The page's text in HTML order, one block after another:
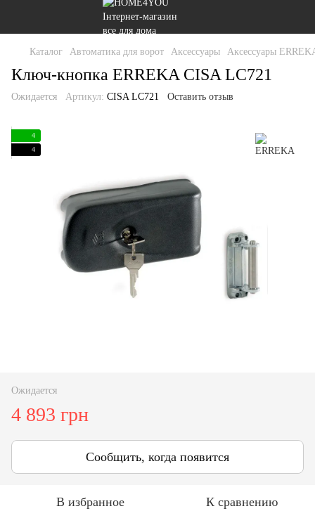
Каталог Автоматика для ворот Аксессуары Аксессуары
Ключ-кнопка ERREKA CISA LC721
Ожидается Артикул: CISA LC721 Оставить отзыв
4
4
Ожидается
4 893 грн
Сообщить, когда появится
В избранное К сравнению